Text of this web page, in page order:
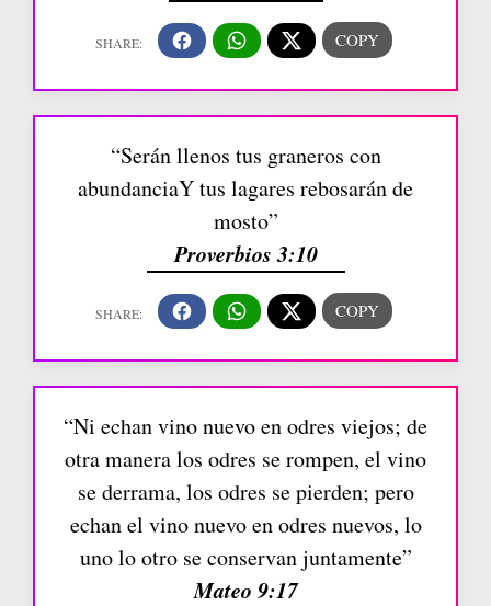
“Serán llenos tus graneros con
abundanciaY tus lagares rebosarán de
mosto”
Proverbios 3:10
“Ni echan vino nuevo en odres viejos; de
otra manera los odres se rompen, el vino
se derrama, los odres se pierden; pero
echan el vino nuevo en odres nuevos, lo
uno lo otro se conservan juntamente”
Mateo 9:17